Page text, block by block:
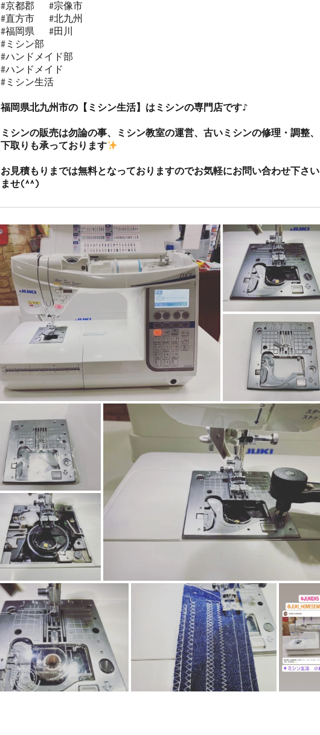
#京都郡   #宗像市
#直方市   #北九州
#福岡県   #田川
#ミシン部
#ハンドメイド部
#ハンドメイド
#ミシン生活
福岡県北九州市の【ミシン生活】はミシンの専門店です♪
ミシンの販売は勿論の事、ミシン教室の運営、古いミシンの修理・調整、
下取りも承っております
お見積もりまでは無料となっておりますのでお気軽にお問い合わせ下さい
ませ(^^)